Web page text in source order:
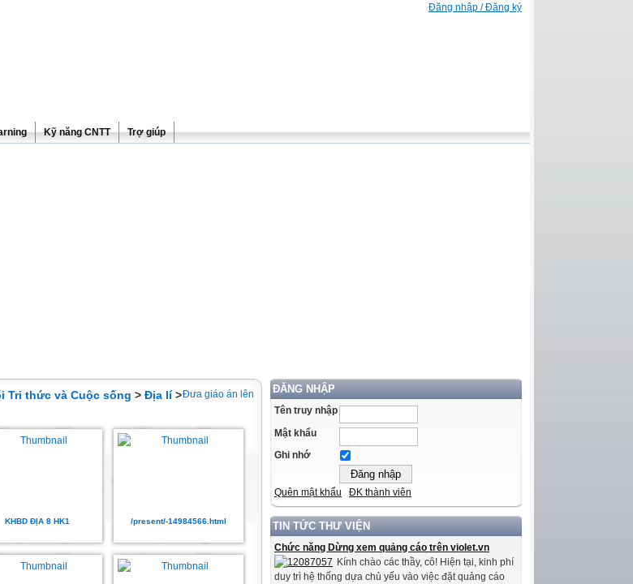
Đăng nhập / Đăng ký
Kỹ năng CNTT Trợ giúp
ĐĂNG NHẬP
Tên truy nhập
Mật khẩu
Ghi nhớ
Quên mật khẩu ĐK thành viên
TIN TỨC THƯ VIỆN
Chức năng Dừng xem quảng cáo trên violet.vn
Kính chào các thầy, cô! Hiện tại, kinh phí
duy trì hệ thống dựa chủ yếu vào việc đặt quảng cáo
Đưa giáo án lên
Tri thức và Cuộc sống > Địa lí>
KHBD ĐỊA 8 HK1 /present/-14984566.html